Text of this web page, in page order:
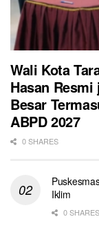
Wali Kota
Hasan
Besar
ABPD 2027
0 SHARES
Iklim
0 SHARES